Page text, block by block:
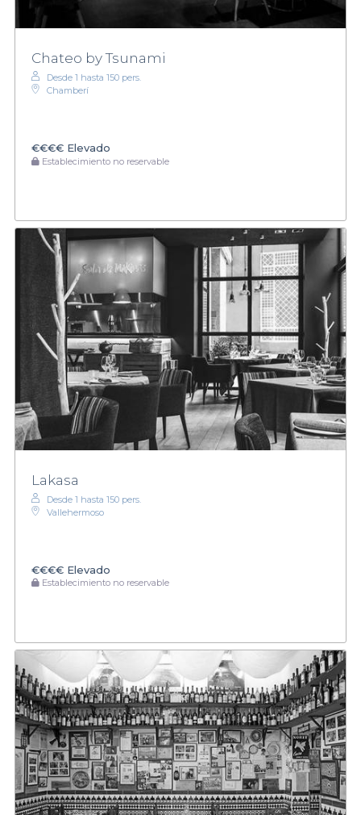
Chateo by Tsunami
Desde 1 hasta 150 pers.
Chamberí
€€€€ Elevado
Establecimiento no reservable
Lakasa
Desde 1 hasta 150 pers.
Vallehermoso
€€€€ Elevado
Establecimiento no reservable